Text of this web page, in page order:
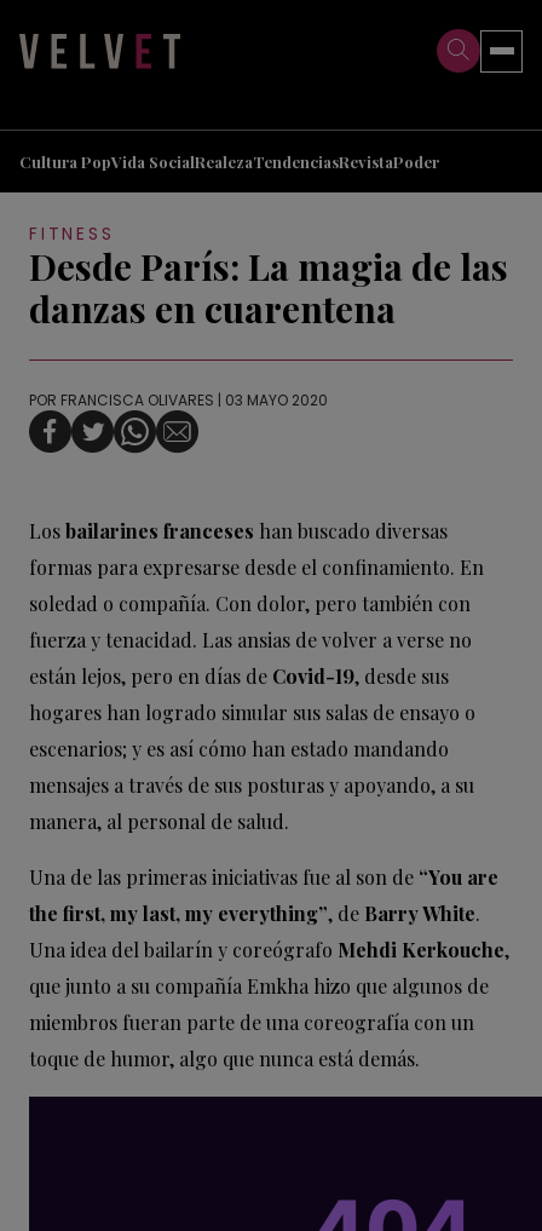
Cultura PopVida SocialRealezaTendenciasRevistaPoder
FITNESS
Desde París: La magia de las
danzas en cuarentena
POR FRANCISCA OLIVARES | 03 MAYO 2020
Losbailarines franceses han buscado diversas
formas para expresarse desde el confinamiento. En
soledad o compañía. Con dolor, pero también con
fuerza y tenacidad. Las ansias de volver a verse no
están lejos, pero en días de Covid-19, desde sus
hogares han logrado simular sus salas de ensayo o
escenarios; y es así cómo han estado mandando
mensajes a través de sus posturas y apoyando, a su
manera, al personal de salud.
Una de las primeras iniciativas fue al son de “You are
the first, my last, my everything”, de Barry White.
Una idea del bailarín y coreógrafo Mehdi Kerkouche,
que junto a su compañía Emkha hizo que algunos de
miembros fueran parte de una coreografía con un
toque de humor, algo que nunca está demás.